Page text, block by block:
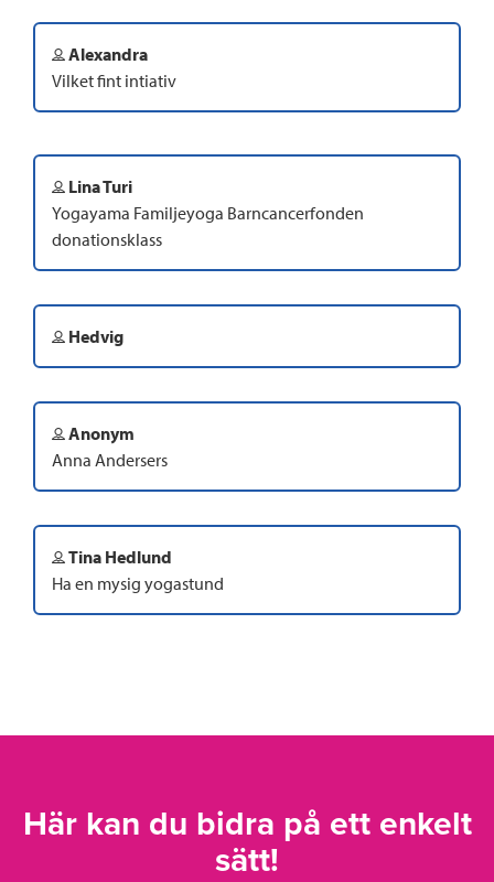
Alexandra
Vilket fint intiativ
Lina Turi
Yogayama Familjeyoga Barncancerfonden
donationsklass
Hedvig
Anonym
Anna Andersers
Tina Hedlund
Ha en mysig yogastund
Här kan du bidra på ett enkelt
sätt!